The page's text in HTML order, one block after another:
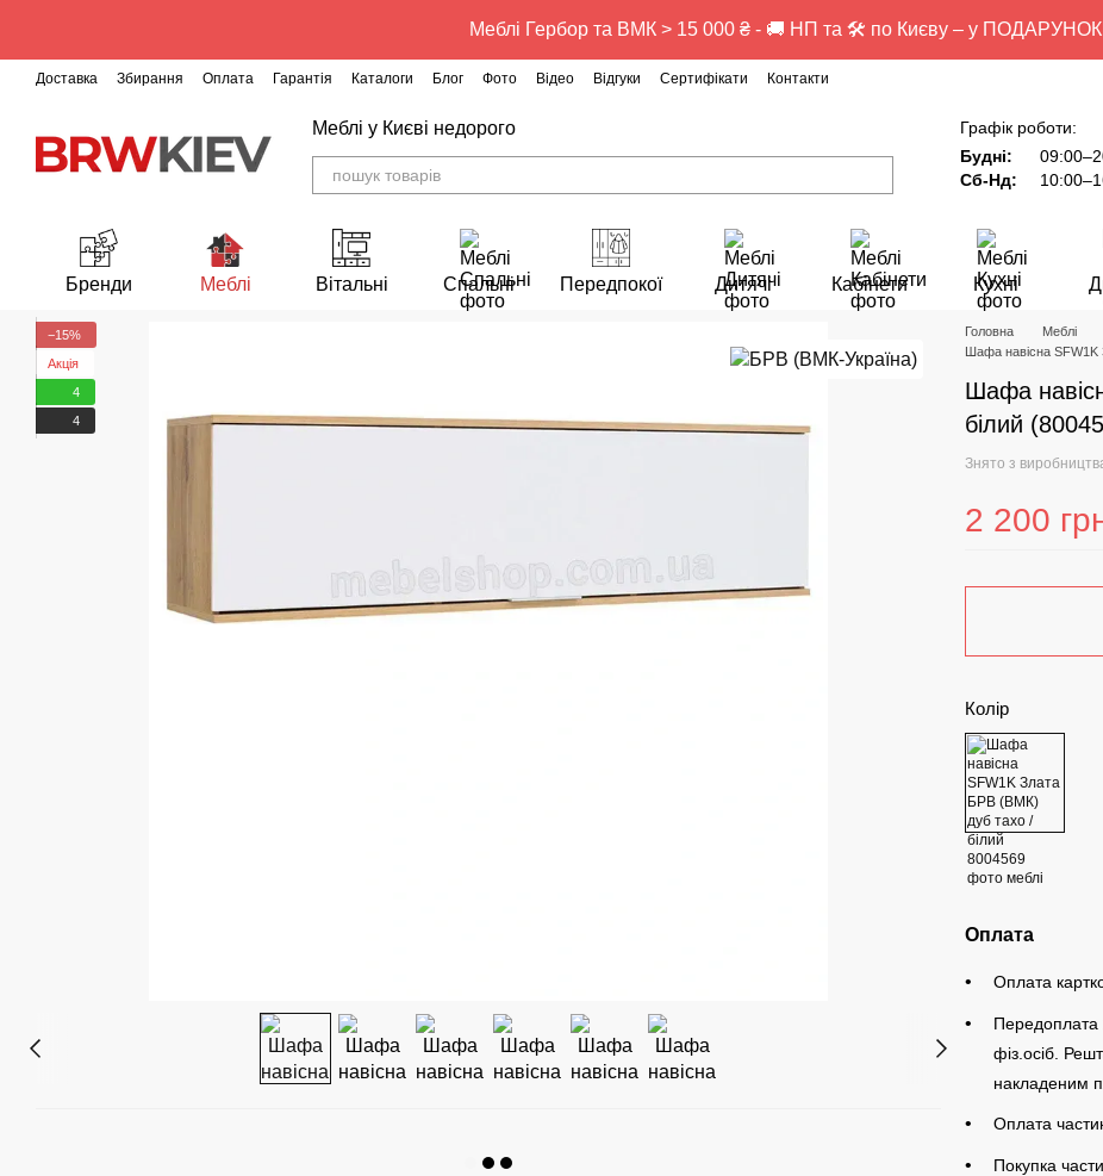
Меблі Гербор та ВМК > 15 000 ₴ - 🚚 НП та 🛠️ по Києву – у
Доставка Збирання Оплата Гарантія Каталоги Блог Фото Відео Відгуки Сертифікати Контакти
Меблі у Києві недорого
Графік роботи:
Будні:
Сб-Нд:
Бренди Меблі Вітальні Спальні Передпокої Дитячі Кабінети Кухні
−15%
Акція
4
4
Головна Меблі
Шафа навісна
Шафа
білий
Знято з
2 200
Колір
Оплата
Оплата
Передоплата
фіз.осіб.
накладеним
Оплата
Покупка